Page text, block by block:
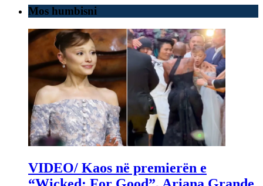
Mos humbisni
VIDEO/ Kaos në premierën e